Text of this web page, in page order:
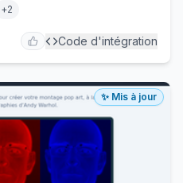
+2
Code d'intégration
✨ Mis à jour